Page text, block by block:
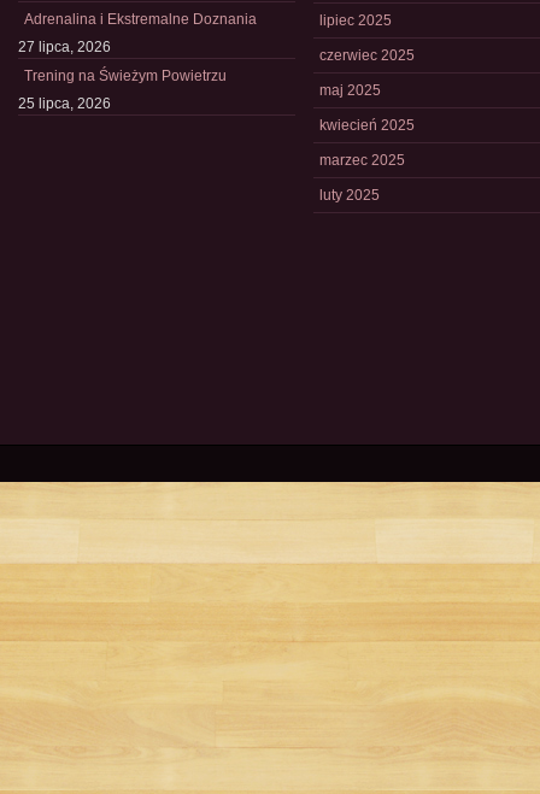
Adrenalina i Ekstremalne Doznania
27 lipca, 2026
Trening na Świeżym Powietrzu
25 lipca, 2026
lipiec 2025
czerwiec 2025
maj 2025
kwiecień 2025
marzec 2025
luty 2025